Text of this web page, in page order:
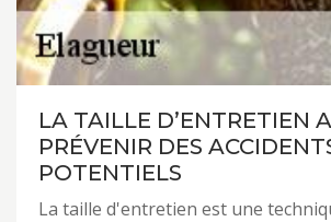
LA TAILLE D’ENTRETIEN
PRÉVENIR DES
POTENTIELS
La taille d'entretien est une